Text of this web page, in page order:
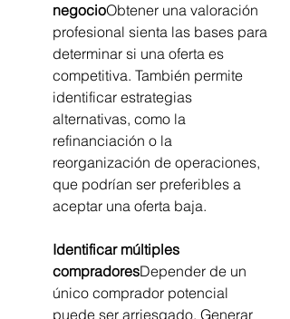
negocioObtener una valoración
profesional sienta las bases para
determinar si una oferta es
competitiva. También permite
identificar estrategias
alternativas, como la
refinanciación o la
reorganización de operaciones,
que podrían ser preferibles a
aceptar una oferta baja.
Identificar múltiples
compradoresDepender de un
único comprador potencial
puede ser arriesgado. Generar